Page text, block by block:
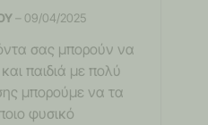
– 09/04/2025
σας μπορούν να
παιδιά με πολύ
μπορούμε να τα
φυσικό